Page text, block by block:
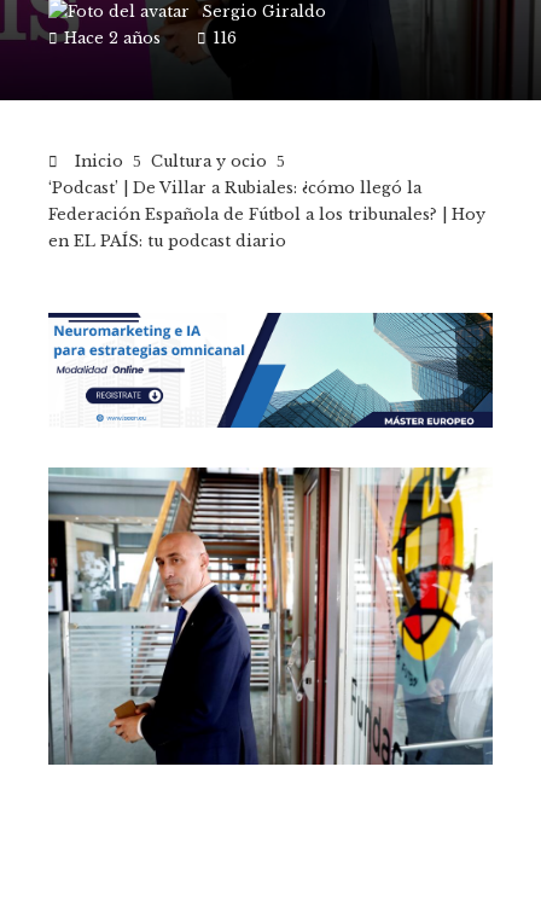
Sergio Giraldo
Hace 2 años
116
Inicio
Cultura y ocio
‘Podcast’ | De Villar a Rubiales: ¿cómo llegó la
Federación Española de Fútbol a los tribunales? | Hoy
en EL PAÍS: tu podcast diario